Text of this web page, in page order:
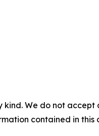
We do not
contained in